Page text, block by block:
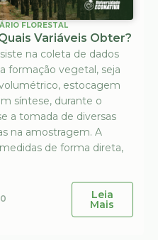
FLORESTAL
Variáveis Obter?
na coleta de dados
formação vegetal, seja
estocagem
síntese, durante o
a tomada de diversas
na amostragem. A
de forma direta,
Leia
Mais